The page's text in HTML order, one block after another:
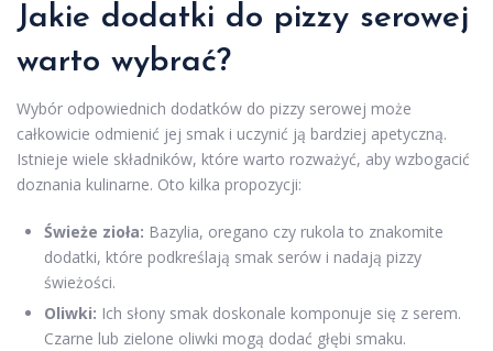
Jakie dodatki do pizzy serowej
warto wybrać?
Wybór odpowiednich dodatków do pizzy serowej może
całkowicie odmienić jej smak i uczynić ją bardziej apetyczną.
Istnieje wiele składników, które warto rozważyć, aby wzbogacić
doznania kulinarne. Oto kilka propozycji:
Świeże zioła: Bazylia, oregano czy rukola to znakomite
dodatki, które podkreślają smak serów i nadają pizzy
świeżości.
Oliwki: Ich słony smak doskonale komponuje się z serem.
Czarne lub zielone oliwki mogą dodać głębi smaku.